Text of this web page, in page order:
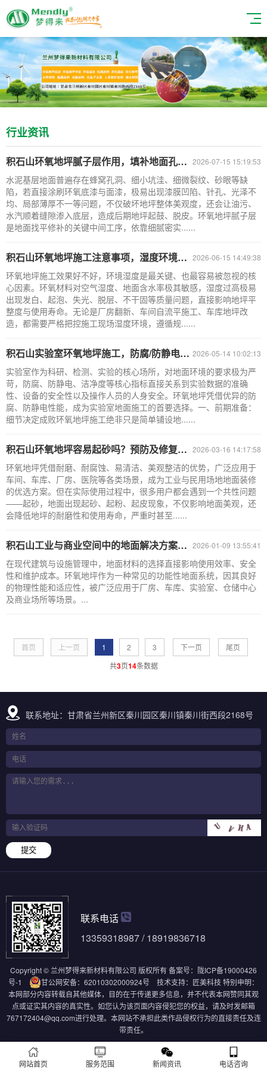
行业资讯
2026-07-15 15:19:53
积石山环氧地坪腻子层作用，填补地面孔洞保证表面平整！
水泥基层地面普遍存在蜂窝孔洞、细小坑洼、细微裂纹、砂眼等缺
陷，若直接涂刷环氧底漆与面漆，极易出现漆膜凹陷、针孔、光泽不
均、局部薄厚不一等问题，不仅破坏地坪整体美观度，还会让油污、
水汽顺着缝隙渗入底层，造成后期地坪起鼓、脱皮。环氧地坪腻子层
是地面找平修补的关键中间工序，依靠细腻密实......
2026-06-15 14:49:38
积石山环氧地坪施工注意事项，湿度环境把控要点！
环氧地坪施工效果好不好，环境湿度是最关键、也最容易被忽视的核
心因素。环氧材料对空气湿度、地面含水率极其敏感，湿度过高极易
出现发白、起泡、失光、脱层、不干固等质量问题，直接影响地坪平
整度与使用寿命。无论是厂房翻新、车间自流平施工、车库地坪改
造，都需要严格把控施工现场湿度环境，遵循规......
2026-05-14 10:02:13
积石山实验室环氧地坪施工，防腐/防静电，工程要达标！
实验室作为科研、检测、实验的核心场所，对地面环境的要求极为严
苛，防腐、防静电、洁净度等核心指标直接关系到实验数据的准确
性、设备的安全性以及操作人员的人身安全。环氧地坪凭借优异的防
腐、防静电性能，成为实验室地面施工的首要选择。一、前期准备：
细节决定成败环氧地坪施工绝非只是简单铺设地......
2026-03-16 14:17:58
积石山环氧地坪容易起砂吗？预防及修复方法详解！
环氧地坪凭借耐磨、耐腐蚀、易清洁、美观整洁的优势，广泛应用于
车间、车库、厂房、医院等各类场景，成为工业与民用场地地面装修
的优选方案。但在实际使用过程中，很多用户都会遇到一个共性问题
——起砂，地面出现起砂、起粉、起皮现象，不仅影响地面美观，还
会降低地坪的耐磨性和使用寿命，严重时甚至......
2026-01-09 13:55:41
积石山工业与商业空间中的地面解决方案：环氧地坪应用解析
在现代建筑与设施管理中，地面材料的选择直接影响使用效率、安全
性和维护成本。环氧地坪作为一种常见的功能性地面系统，因其良好
的物理性能和适应性，被广泛应用于厂房、车库、实验室、仓储中心
及商业场所等场景。...
首页 上一页 1 2 3 下一页
尾页
共3页14条数据
联系地址：甘肃省兰州新区秦川园区秦川镇秦川街西段2168号
提交
联系电话
13359318987 / 18919836718
Copyright © 兰州梦得来新材料有限公司 版权所有备案号： 陇ICP备19000426
号-1
甘公网安备：62010302000924号 技术支持： 匠美科技 特别申明：
本网部分内容转载自其他媒体，目的在于传递更多信息，并不代表本网赞同其观
点或证实其内容的真实性。如您认为该页面内容侵犯您的权益，请及时发邮箱
767172404@qq.com进行处理。本网站不承担此类作品侵权行为的直接责任及连
带责任。
网站首页 服务范围 新闻资讯 电话咨询